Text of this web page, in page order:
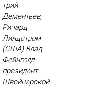
трий
Дементьев,
Ричард
Линдстром
(США) Влад
Фей­нголд-
пре­зидент
Швей­цар­ской